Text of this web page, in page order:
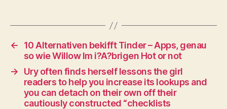
←
10 Alternativen bekifft Tinder – Apps, genau
so wie Willow Im i?A?brigen Hot or not
→
Ury often finds herself lessons the girl
readers to help you increase its lookups and
you can detach on their own off their
cautiously constructed “checklists